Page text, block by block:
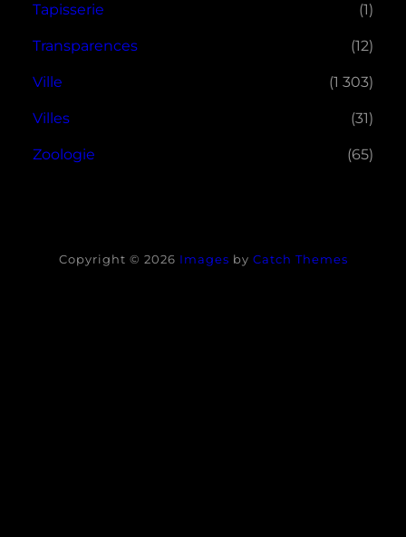
Tapisserie (1)
Transparences (12)
Ville (1 303)
Villes (31)
Zoologie (65)
Copyright © 2026 Images by Catch Themes